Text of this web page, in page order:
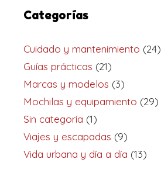
Categorías
Cuidado y mantenimiento (24)
Guías prácticas (21)
Marcas y modelos (3)
Mochilas y equipamiento (29)
Sin categoría (1)
Viajes y escapadas (9)
Vida urbana y día a día (13)